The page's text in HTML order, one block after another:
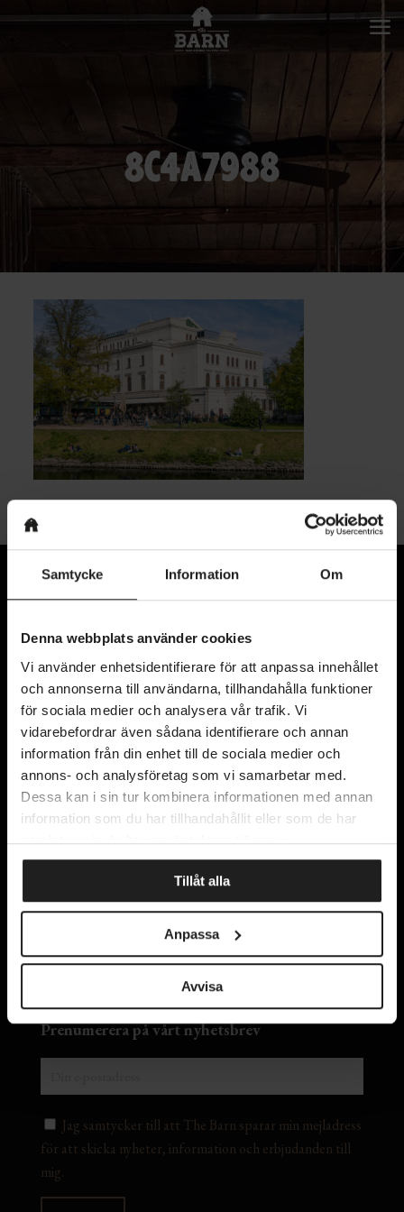
Samtycke Information Om
Denna webbplats använder cookies
Vi använder enhetsidentifierare för att anpassa innehållet
och annonserna till användarna, tillhandahålla funktioner
för sociala medier och analysera vår trafik. Vi
vidarebefordrar även sådana identifierare och annan
information från din enhet till de sociala medier och
annons- och analysföretag som vi samarbetar med.
Dessa kan i sin tur kombinera informationen med annan
information som du har tillhandahållit eller som de har
samlat in när du har använt deras tjänster.
Tillåt alla
Anpassa
Avvisa
8C4A7988
Kyrkogatan 11
411 15 Göteborg
Karta
Om oss
Prenumerera på vårt nyhetsbrev
Jag samtycker till att The Barn sparar min mejladress
för att skicka nyheter, information och erbjudanden till
mig.